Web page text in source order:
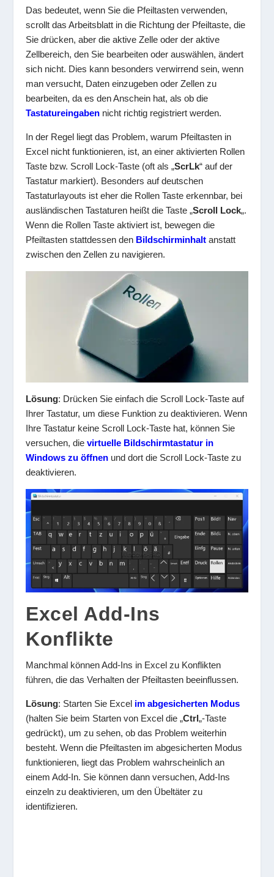
Das bedeutet, wenn Sie die Pfeiltasten verwenden,
scrollt das Arbeitsblatt in die Richtung der Pfeiltaste, die
Sie drücken, aber die aktive Zelle oder der aktive
Zellbereich, den Sie bearbeiten oder auswählen, ändert
sich nicht. Dies kann besonders verwirrend sein, wenn
man versucht, Daten einzugeben oder Zellen zu
bearbeiten, da es den Anschein hat, als ob die
Tastatureingaben nicht richtig registriert werden.
In der Regel liegt das Problem, warum Pfeiltasten in
Excel nicht funktionieren, ist, an einer aktivierten Rollen
Taste bzw. Scroll Lock-Taste (oft als „ScrLk“ auf der
Tastatur markiert). Besonders auf deutschen
Tastaturlayouts ist eher die Rollen Taste erkennbar, bei
ausländischen Tastaturen heißt die Taste „Scroll Lock„.
Wenn die Rollen Taste aktiviert ist, bewegen die
Pfeiltasten stattdessen den Bildschirminhalt anstatt
zwischen den Zellen zu navigieren.
Lösung: Drücken Sie einfach die Scroll Lock-Taste auf
Ihrer Tastatur, um diese Funktion zu deaktivieren. Wenn
Ihre Tastatur keine Scroll Lock-Taste hat, können Sie
versuchen, dievirtuelle Bildschirmtastatur in
Windows zu öffnen und dort die Scroll Lock-Taste zu
deaktivieren.
Excel Add-Ins
Konflikte
Manchmal können Add-Ins in Excel zu Konflikten
führen, die das Verhalten der Pfeiltasten beeinflussen.
Lösung: Starten Sie Excel im abgesicherten Modus
(halten Sie beim Starten von Excel die „Ctrl„-Taste
gedrückt), um zu sehen, ob das Problem weiterhin
besteht. Wenn die Pfeiltasten im abgesicherten Modus
funktionieren, liegt das Problem wahrscheinlich an
einem Add-In. Sie können dann versuchen, Add-Ins
einzeln zu deaktivieren, um den Übeltäter zu
identifizieren.